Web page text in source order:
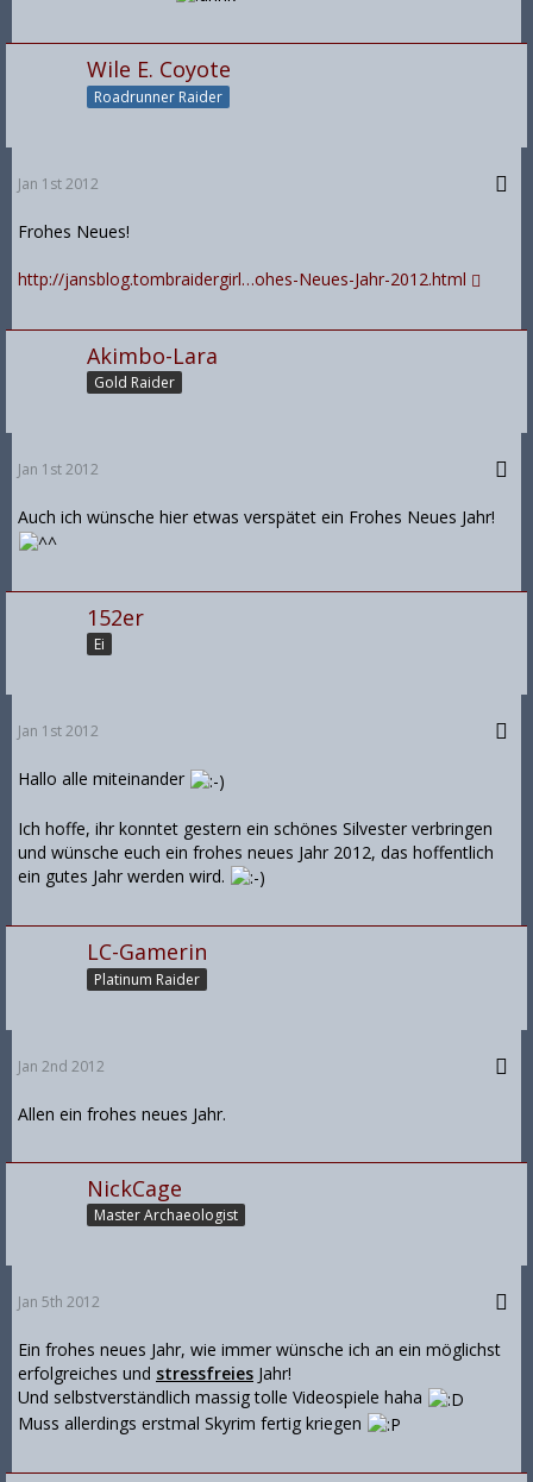
Wile E. Coyote
Roadrunner Raider
Jan 1st 2012
Frohes Neues!
http://jansblog.tombraidergirl…ohes-Neues-Jahr-2012.html
Akimbo-Lara
Gold Raider
Jan 1st 2012
Auch ich wünsche hier etwas verspätet ein Frohes Neues Jahr!
152er
Ei
Jan 1st 2012
Hallo alle miteinander
Ich hoffe, ihr konntet gestern ein schönes Silvester verbringen
und wünsche euch ein frohes neues Jahr 2012, das hoffentlich
ein gutes Jahr werden wird.
LC-Gamerin
Platinum Raider
Jan 2nd 2012
Allen ein frohes neues Jahr.
NickCage
Master Archaeologist
Jan 5th 2012
Ein frohes neues Jahr, wie immer wünsche ich an ein möglichst
erfolgreiches und stressfreies Jahr!
Und selbstverständlich massig tolle Videospiele haha
Muss allerdings erstmal Skyrim fertig kriegen